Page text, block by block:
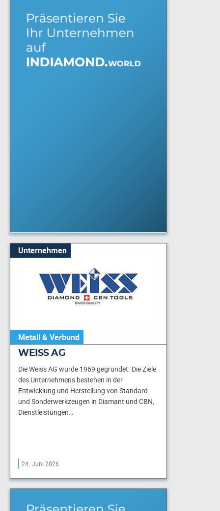
Unternehmen
Metall & Verbund
WEISS AG
Die Weiss AG wurde 1969 gegründet. Die Ziele
des Unternehmens bestehen in der
Entwicklung und Herstellung von Standard-
und Sonderwerkzeugen in Diamant und CBN,
Dienstleistungen…
24. Juni 2026